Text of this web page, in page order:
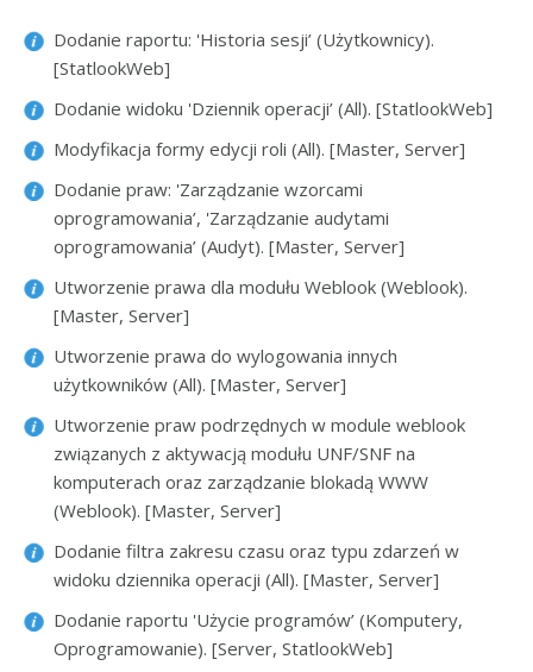
Dodanie raportu: 'Historia sesji’ (Użytkownicy).
[StatlookWeb]
Dodanie widoku 'Dziennik operacji’ (All). [StatlookWeb]
Modyfikacja formy edycji roli (All). [Master, Server]
Dodanie praw: 'Zarządzanie wzorcami
oprogramowania’, 'Zarządzanie audytami
oprogramowania’ (Audyt). [Master, Server]
Utworzenie prawa dla modułu Weblook (Weblook).
[Master, Server]
Utworzenie prawa do wylogowania innych
użytkowników (All). [Master, Server]
Utworzenie praw podrzędnych w module weblook
związanych z aktywacją modułu UNF/SNF na
komputerach oraz zarządzanie blokadą WWW
(Weblook). [Master, Server]
Dodanie filtra zakresu czasu oraz typu zdarzeń w
widoku dziennika operacji (All). [Master, Server]
Dodanie raportu 'Użycie programów’ (Komputery,
Oprogramowanie). [Server, StatlookWeb]